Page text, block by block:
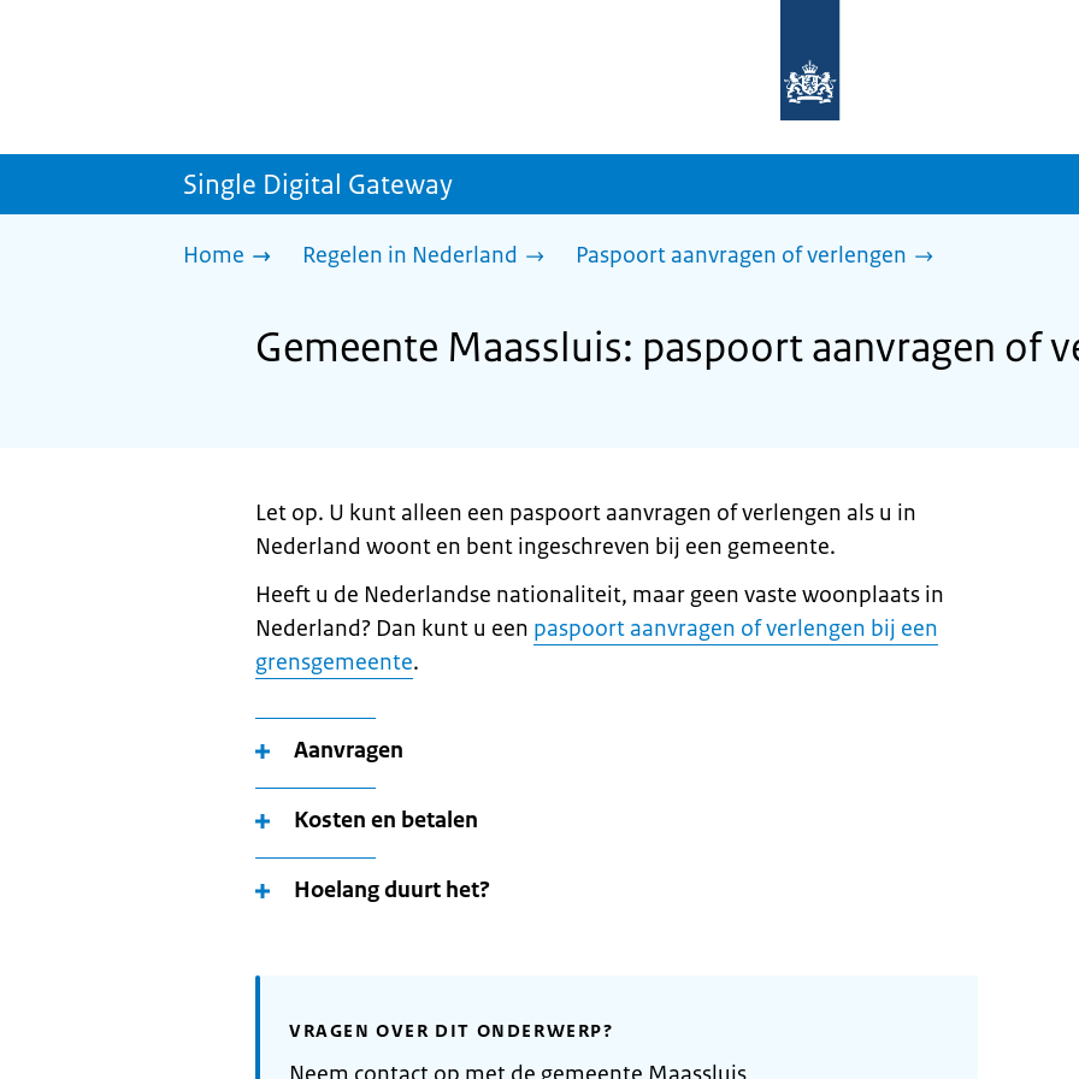
homepage
sdg.rijksoverheid.nl
Single Digital Gateway
Home Regelen in Nederland Paspoort aanvragen of verlengen
Gemeente Maassluis: paspoort aanvragen of
Let op. U kunt alleen een paspoort aanvragen of verlengen als u in
Nederland woont en bent ingeschreven bij een gemeente.
Heeft u de Nederlandse nationaliteit, maar geen vaste woonplaats in
Nederland? Dan kunt u een paspoort aanvragen of verlengen bij een
grensgemeente.
Aanvragen
Kosten en betalen
Hoelang duurt het?
VRAGEN OVER DIT ONDERWERP?